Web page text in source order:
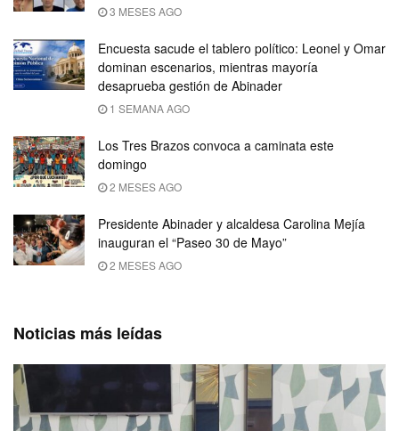
3 MESES AGO
Encuesta sacude el tablero político: Leonel y Omar
dominan escenarios, mientras mayoría
desaprueba gestión de Abinader
1 SEMANA AGO
Los Tres Brazos convoca a caminata este
domingo
2 MESES AGO
Presidente Abinader y alcaldesa Carolina Mejía
inauguran el “Paseo 30 de Mayo”
2 MESES AGO
Noticias más leídas